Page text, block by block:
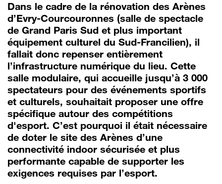
Dans le cadre de la rénovation des Arènes
d’Evry-Courcouronnes (salle de spectacle
de Grand Paris Sud et plus important
équipement culturel du Sud-Francilien), il
fallait donc repenser entièrement
l’infrastructure numérique du lieu. Cette
salle modulaire, qui accueille jusqu’à 3 000
spectateurs pour des événements sportifs
et culturels, souhaitait proposer une offre
spécifique autour des compétitions
d'esport. C’est pourquoi il était nécessaire
de doter le site des Arènes d’une
connectivité indoor sécurisée et plus
performante capable de supporter les
exigences requises par l’esport.